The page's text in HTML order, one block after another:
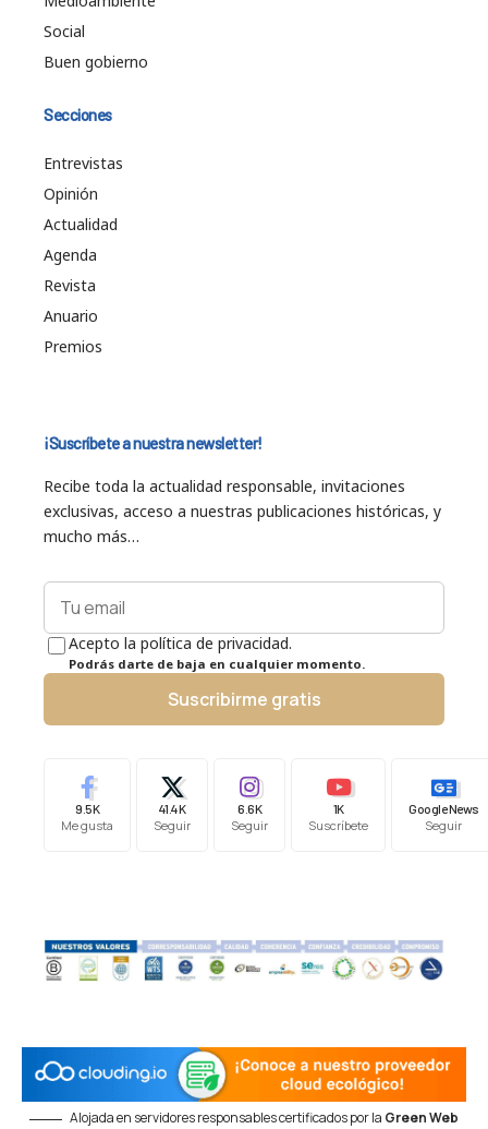
Social
Buen gobierno
Secciones
Entrevistas
Opinión
Actualidad
Agenda
Revista
Anuario
Premios
¡Suscríbete a nuestra newsletter!
Recibe toda la actualidad responsable, invitaciones
exclusivas, acceso a nuestras publicaciones históricas, y
mucho más…
Acepto la política de privacidad.
Podrás darte de baja en cualquier momento.
Suscribirme gratis
9.5K
Me gusta
41.4K
Seguir
6.6K
Seguir
1K
Suscríbete
Google News
Seguir
Alojada en servidores responsables certificados por la Green Web